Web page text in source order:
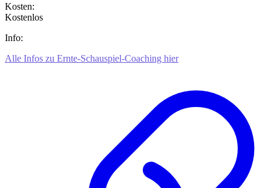
Kosten:
Kostenlos
Info:
Alle Infos zu Ernte-Schauspiel-Coaching hier